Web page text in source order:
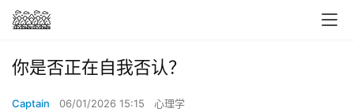
你是否正在自我否认？
Captain 06/01/2026 15:15 心理学